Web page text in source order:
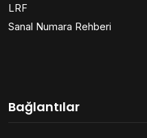
LRF
Sanal Numara Rehberi
Bağlantılar